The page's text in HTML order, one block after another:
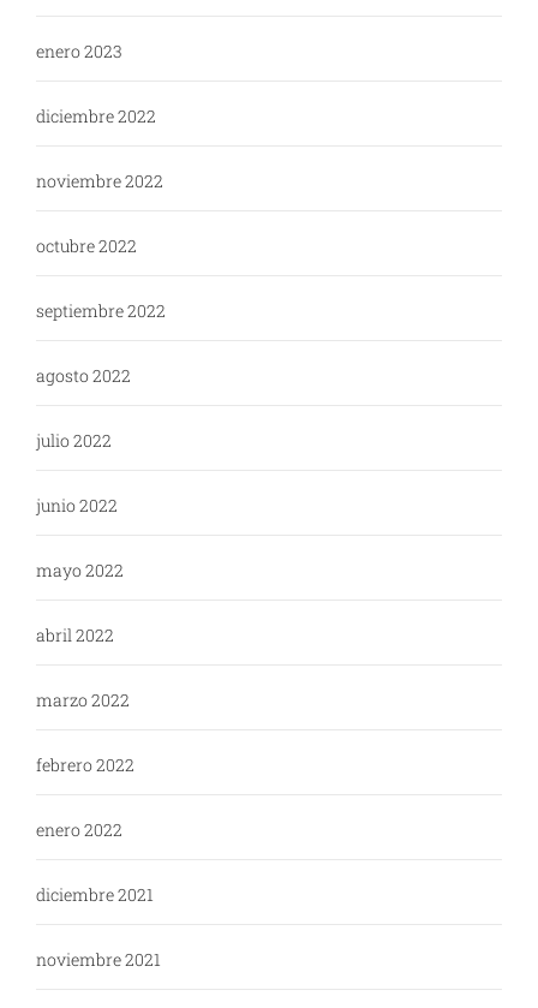
enero 2023
diciembre 2022
noviembre 2022
octubre 2022
septiembre 2022
agosto 2022
julio 2022
junio 2022
mayo 2022
abril 2022
marzo 2022
febrero 2022
enero 2022
diciembre 2021
noviembre 2021